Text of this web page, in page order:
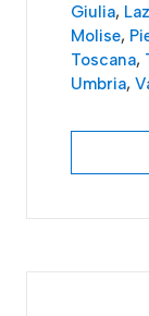
Giulia,
Molise,
Toscana,
Umbria,